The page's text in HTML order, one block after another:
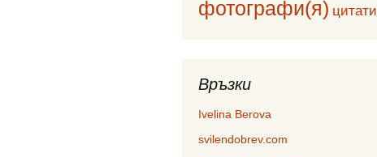
фотографи(я) цитати
Връзки
Ivelina Berova
svilendobrev.com